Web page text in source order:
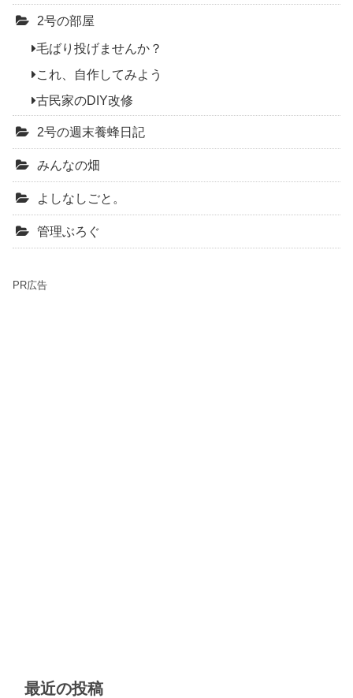
2号の部屋
毛ばり投げませんか？
これ、自作してみよう
古民家のDIY改修
2号の週末養蜂日記
みんなの畑
よしなしごと。
管理ぶろぐ
PR広告
最近の投稿